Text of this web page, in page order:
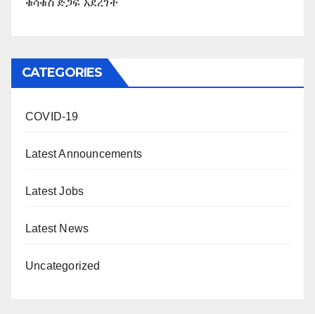
ቁሳቁስ ድጋፍ አደረገች
CATEGORIES
COVID-19
Latest Announcements
Latest Jobs
Latest News
Uncategorized